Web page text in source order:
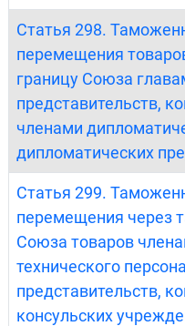
Статья 298.
перемещения
границу Союза
представительств,
членами
дипломатических
Статья 299.
перемещения через
Союза товаров
технического
представительств,
консульских